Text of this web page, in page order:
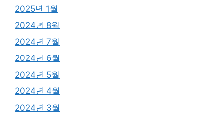
2025년 1월
2024년 8월
2024년 7월
2024년 6월
2024년 5월
2024년 4월
2024년 3월